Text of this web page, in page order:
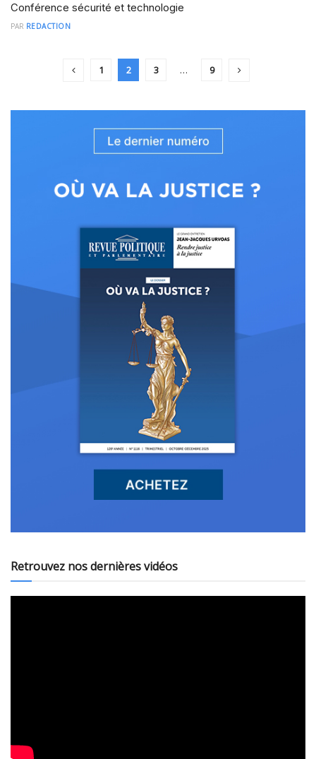
Conférence sécurité et technologie
PAR REDACTION
1 2 3 … 9
Retrouvez nos dernières vidéos